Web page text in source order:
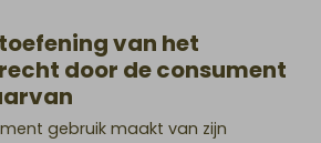
van het
door de consument
gebruik maakt van zijn